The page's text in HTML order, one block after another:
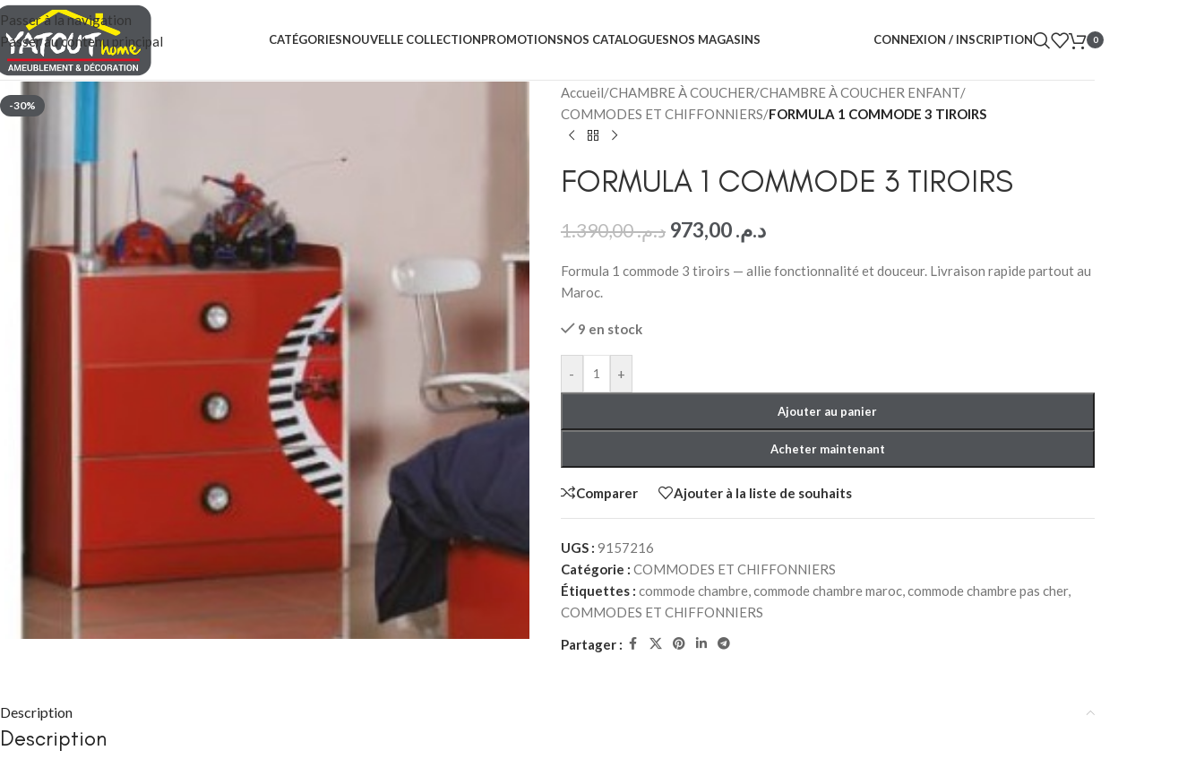
Passer à la navigation
Passer au contenu principal
CATÉGORIES
CHAMBRE À COUCHER ADULTE
Packs chambre à Coucher
CHAMBRE À COUCHER ENFANT
Packs chambre à Coucher
CHAMBRE À COUCHER BÉBÉ
Lits bébé
Matelas bébé
NOUVELLE COLLECTIONPROMOTIONSNOS CATALOGUESNOS MAGASINS CONNEXION / INSCRIPTION 0
-30%
Accueil/CHAMBRE À COUCHER/CHAMBRE À COUCHER ENFANT/
COMMODES ET CHIFFONNIERS/FORMULA 1 COMMODE 3 TIROIRS
FORMULA 1 COMMODE 3 TIROIRS
د.م.1.390,00 د.م.973,00
Formula 1 commode 3 tiroirs — allie fonctionnalité et douceur. Livraison rapide partout au
Maroc.
9 en stock
- +
Ajouter au panier
Acheter maintenant
Comparer Ajouter à la liste de souhaits
UGS : 9157216
Catégorie : COMMODES ET CHIFFONNIERS
Étiquettes : commode chambre,commode chambre maroc,commode chambre pas cher,
COMMODES ET CHIFFONNIERS
Partager :
Description
Description